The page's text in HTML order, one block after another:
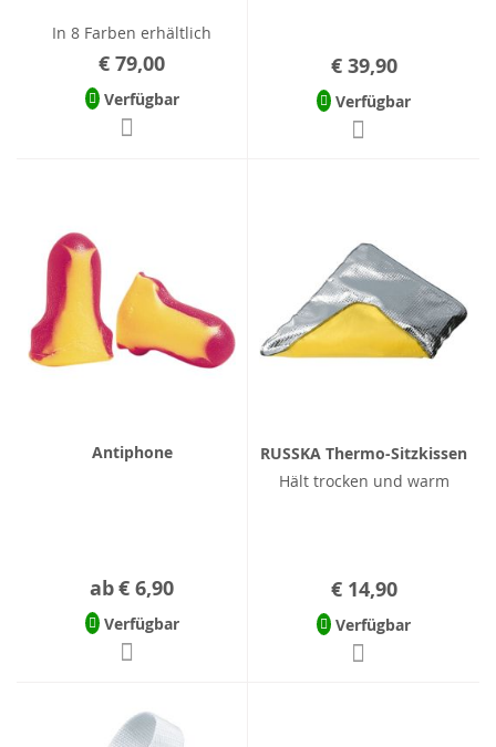
In 8 Farben erhältlich
€ 79,00
Verfügbar
€ 39,90
Verfügbar
Antiphone
ab€ 6,90
Verfügbar
RUSSKA Thermo-Sitzkissen
Hält trocken und warm
€ 14,90
Verfügbar